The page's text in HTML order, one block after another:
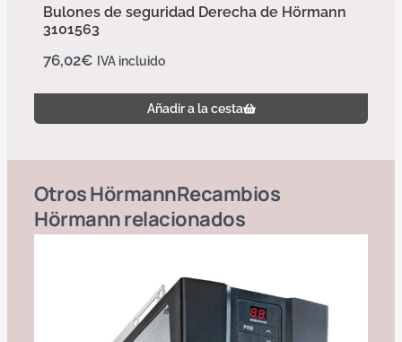
Bulones de seguridad Derecha de Hörmann
3101563
76,02€ IVA incluido
Añadir a la cesta
OtrosHörmannRecambios
Hörmannrelacionados